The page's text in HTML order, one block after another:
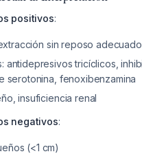
positivos:
sin reposo adecuado
antidepresivos tricíclicos,
serotonina, fenoxibenzamina
insuficiencia renal
negativos:
(<1 cm)